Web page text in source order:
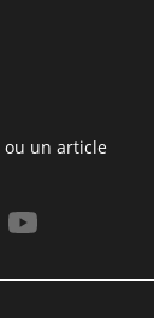
un article